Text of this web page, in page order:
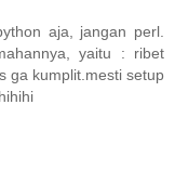
aja, jangan perl.
yaitu : ribet
ga kumplit.mesti setup